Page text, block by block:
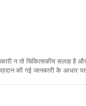
न तो चिकित्सकीय सलाह है
की गई जानकारी के आधार पर